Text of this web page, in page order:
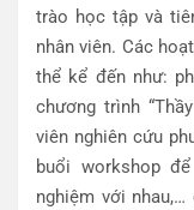
trào học tập và
nhân viên. Các
thể kể đến như:
chương trình
viên nghiên cứu
buổi workshop
nghiệm với